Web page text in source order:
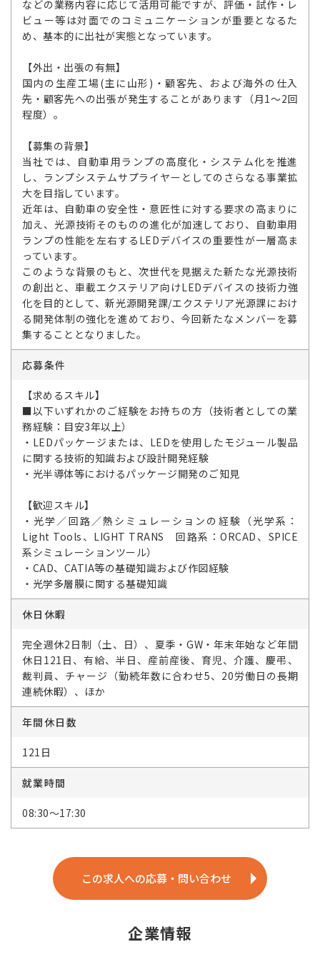
などの業務内容に応じて活用可能ですが、評価・試作・レ
ビュー等は対面でのコミュニケーションが重要となるた
め、基本的に出社が実態となっています。
【外出・出張の有無】
国内の生産工場(主に山形)・顧客先、および海外の仕入
先・顧客先への出張が発生することがあります（月1～2回
程度）。
【募集の背景】
当社では、自動車用ランプの高度化・システム化を推進
し、ランプシステムサプライヤーとしてのさらなる事業拡
大を目指しています。
近年は、自動車の安全性・意匠性に対する要求の高まりに
加え、光源技術そのものの進化が加速しており、自動車用
ランプの性能を左右するLEDデバイスの重要性が一層高ま
っています。
このような背景のもと、次世代を見据えた新たな光源技術
の創出と、車載エクステリア向けLEDデバイスの技術力強
化を目的として、新光源開発課/エクステリア光源課におけ
る開発体制の強化を進めており、今回新たなメンバーを募
集することとなりました。
応募条件
【求めるスキル】
■以下いずれかのご経験をお持ちの方（技術者としての業
務経験：目安3年以上）
・LEDパッケージまたは、LEDを使用したモジュール製品
に関する技術的知識および設計開発経験
・光半導体等におけるパッケージ開発のご知見
【歓迎スキル】
・光学／回路／熱シミュレーションの経験（光学系：
Light Tools、LIGHT TRANS 回路系：ORCAD、SPICE
系シミュレーションツール）
・CAD、CATIA等の基礎知識および作図経験
・光学多層膜に関する基礎知識
休日休暇
完全週休2日制（土、日）、夏季・GW・年末年始など年間
休日121日、有給、半日、産前産後、育児、介護、慶弔、
裁判員、チャージ（勤続年数に合わせ5、20労働日の長期
連続休暇）、ほか
年間休日数
121日
就業時間
08:30～17:30
この求人への応募・問い合わせ
企業情報